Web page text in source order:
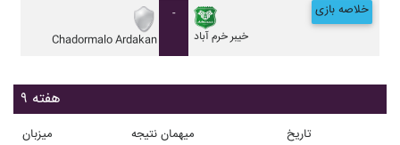
Chadormalo Ardakan
-
خيبر خرم آباد
خلاصه بازی
هفته ۹
میزبان نتیجه میهمان تاریخ